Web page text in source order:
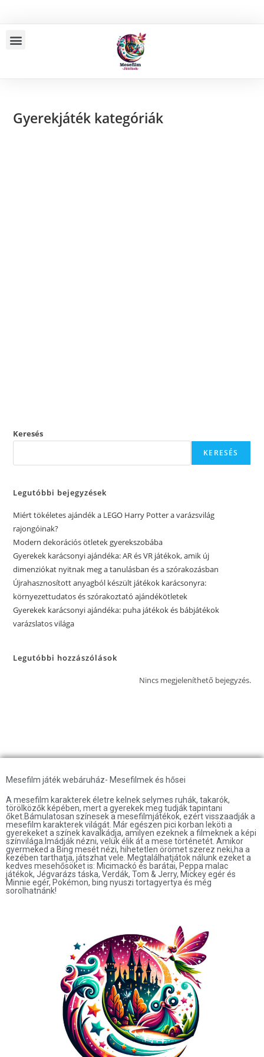
Gyerekjáték kategóriák
Keresés
KERESÉS
Legutóbbi bejegyzések
Miért tökéletes ajándék a LEGO Harry Potter a varázsvilág
rajongóinak?
Modern dekorációs ötletek gyerekszobába
Gyerekek karácsonyi ajándéka: AR és VR játékok, amik új
dimenziókat nyitnak meg a tanulásban és a szórakozásban
Újrahasznosított anyagból készült játékok karácsonyra:
környezettudatos és szórakoztató ajándékötletek
Gyerekek karácsonyi ajándéka: puha játékok és bábjátékok
varázslatos világa
Legutóbbi hozzászólások
Nincs megjeleníthető bejegyzés.
Mesefilm játék webáruház- Mesefilmek és hősei
A mesefilm karakterek életre kelnek selymes ruhák, takarók,
törölközők képében, mert a gyerekek meg tudják tapintani
őket.Bámulatosan színesek a mesefilmjátékok, ezért visszaadják a
mesefilm karakterek világát. Már egészen pici korban leköti a
gyerekeket a színek kavalkádja, amilyen ezeknek a filmeknek a képi
színvilága.Imádják nézni, velük élik át a mese történetét. Amikor
gyermeked a Bing mesét nézi, hihetetlen örömet szerez neki,ha a
kezében tarthatja, játszhat vele. Megtalálhatjátok nálunk ezeket a
kedves mesehősöket is: Micimackó és barátai, Peppa malac
játékok, Jégvarázs táska, Verdák, Tom & Jerry, Mickey egér és
Minnie egér, Pokémon, bing nyuszi tortagyertya és még
sorolhatnánk!